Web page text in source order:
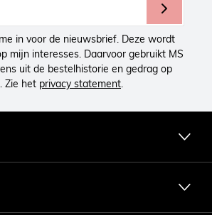
in voor de nieuwsbrief. Deze wordt
mijn interesses. Daarvoor gebruikt MS
uit de bestelhistorie en gedrag op
Zie het privacy statement.